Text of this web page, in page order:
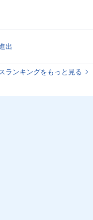
出
ランキングをもっと見る